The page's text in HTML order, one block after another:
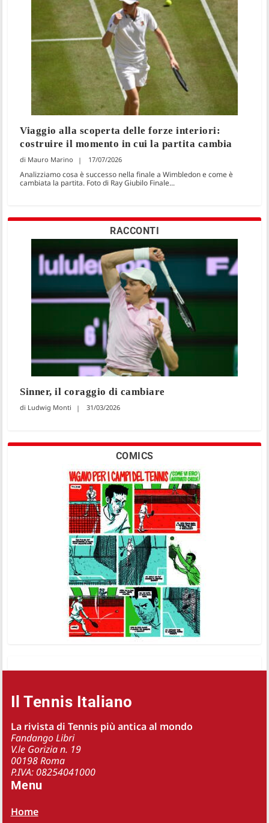
Viaggio alla scoperta delle forze interiori:
costruire il momento in cui la partita cambia
Mauro Marino 17/07/2026
Analizziamo cosa è successo nella finale a Wimbledon e come è
cambiata la partita. Foto di Ray Giubilo Finale...
RACCONTI
Sinner, il coraggio di cambiare
Ludwig Monti 31/03/2026
COMICS
Il Tennis Italiano
La rivista di Tennis più antica al mondo
Fandango Libri
V.le Gorizia n. 19
00198 Roma
P.IVA: 08254041000
Menu
Home